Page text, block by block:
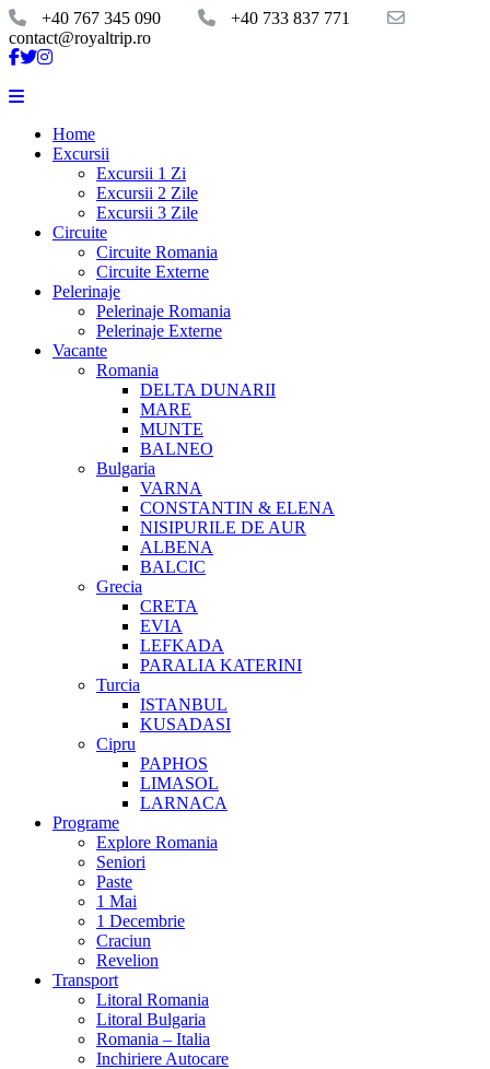
+40 767 345 090
+40 733 837 771
contact@royaltrip.ro
Home
Excursii
Excursii 1 Zi
Excursii 2 Zile
Excursii 3 Zile
Circuite
Circuite Romania
Circuite Externe
Pelerinaje
Pelerinaje Romania
Pelerinaje Externe
Vacante
Romania
DELTA DUNARII
MARE
MUNTE
BALNEO
Bulgaria
VARNA
CONSTANTIN & ELENA
NISIPURILE DE AUR
ALBENA
BALCIC
Grecia
CRETA
EVIA
LEFKADA
PARALIA KATERINI
Turcia
ISTANBUL
KUSADASI
Cipru
PAPHOS
LIMASOL
LARNACA
Programe
Explore Romania
Seniori
Paste
1 Mai
1 Decembrie
Craciun
Revelion
Transport
Litoral Romania
Litoral Bulgaria
Romania – Italia
Inchiriere Autocare